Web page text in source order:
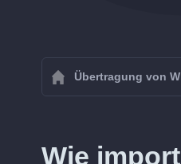
Übertragung von
Wie